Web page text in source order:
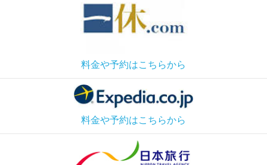
料金や予約はこちらから
料金や予約はこちらから